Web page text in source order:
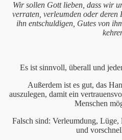
Wir sollen Gott lieben, dass wir
verraten, verleumden oder deren
ihn entschuldigen, Gutes von
Es ist sinnvoll, überall und
Außerdem ist es gut, das
auszulegen, damit ein
Menschen
Falsch sind: Verleumdung, Lüge,
und